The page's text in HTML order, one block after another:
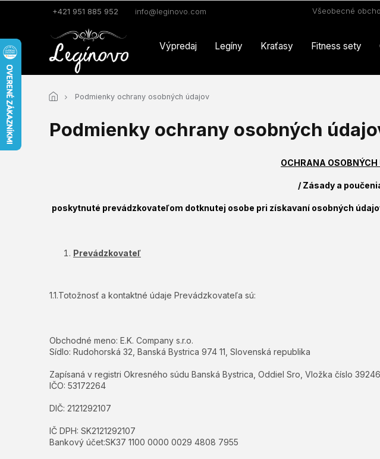
+421 951 885 952 info@leginovo.com Všeobecné
Výpredaj Legíny Kraťasy Fitness sety
Podmienky ochrany osobných údajov
Podmienky ochrany osobných
OCHRANA OSOBNÝCH
/ Zásady a
poskytnuté prevádzkovateľom dotknutej osobe pri získavaní osobných
Prevádzkovateľ
1.1.Totožnosť a kontaktné údaje Prevádzkovateľa sú:
Obchodné meno: E.K. Company s.r.o.
Sídlo: Rudohorská 32, Banská Bystrica 974 11, Slovenská republika
Zapísaná v registri Okresného súdu Banská Bystrica, Oddiel Sro, Vložka číslo
IČO: 53172264
DIČ: 2121292107
IČ DPH: SK2121292107
Bankový účet:SK37 1100 0000 0029 4808 7955